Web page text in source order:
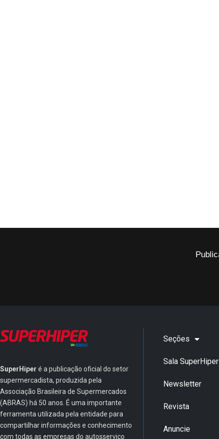
SuperHiper é a publicação oficial do setor
supermercadista, produzida pela
Associação Brasileira de Supermercados
(ABRAS) há 50 anos. É uma importante
ferramenta utilizada pela entidade para
compartilhar informações e conhecimento
com todas as empresas do autosserviço
Seções
Sala SuperHiper
Newsletter
Revista
Anuncie